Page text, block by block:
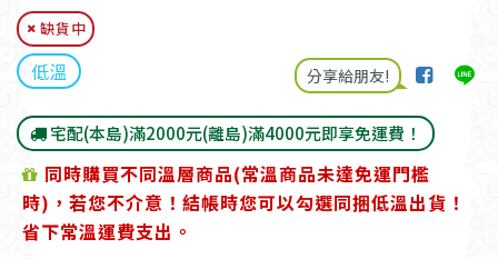
缺貨中
低溫 分享給朋友!
宅配(本島)滿2000元(離島)滿4000元即享免運費！
同時購買不同溫層商品(常溫商品未達免運門檻
時)，若您不介意！結帳時您可以勾選同捆低溫出貨！
省下常溫運費支出。